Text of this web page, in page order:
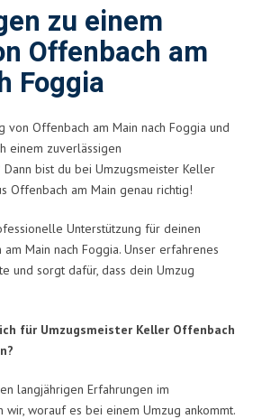
zu einem
Offenbach am
Foggia
von Offenbach am Main nach Foggia und
einem zuverlässigen
Dann bist du bei Umzugsmeister Keller
Offenbach am Main genau richtig!
Unterstützung für deinen
Main nach Foggia. Unser erfahrenes
und sorgt dafür, dass dein Umzug
für Umzugsmeister Keller Offenbach
langjährigen Erfahrungen im
wir, worauf es bei einem Umzug ankommt.